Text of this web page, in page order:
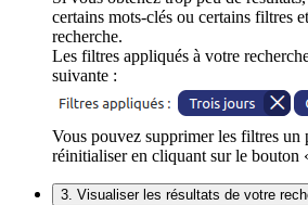
certains mots-clés ou certains filtres
recherche.
Les filtres appliqués à votre
suivante :
Vous pouvez supprimer les filtres un
réinitialiser en cliquant sur le bouton
3. Visualiser les résultats de votre